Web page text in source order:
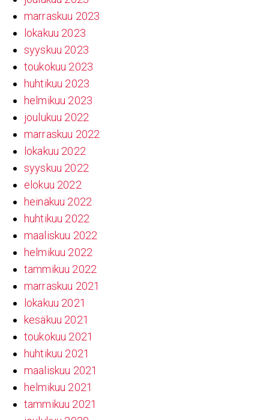
marraskuu 2023
lokakuu 2023
syyskuu 2023
toukokuu 2023
huhtikuu 2023
helmikuu 2023
joulukuu 2022
marraskuu 2022
lokakuu 2022
syyskuu 2022
elokuu 2022
heinäkuu 2022
huhtikuu 2022
maaliskuu 2022
helmikuu 2022
tammikuu 2022
marraskuu 2021
lokakuu 2021
kesäkuu 2021
toukokuu 2021
huhtikuu 2021
maaliskuu 2021
helmikuu 2021
tammikuu 2021